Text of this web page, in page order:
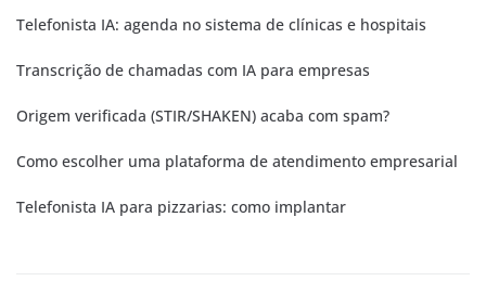
Telefonista IA: agenda no sistema de clínicas e hospitais
Transcrição de chamadas com IA para empresas
Origem verificada (STIR/SHAKEN) acaba com spam?
Como escolher uma plataforma de atendimento empresarial
Telefonista IA para pizzarias: como implantar